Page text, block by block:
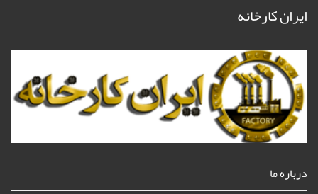
ایران کارخانه
درباره ما